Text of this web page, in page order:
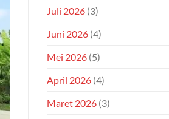
Juli 2026 (3)
Juni 2026 (4)
Mei 2026 (5)
April 2026 (4)
Maret 2026 (3)